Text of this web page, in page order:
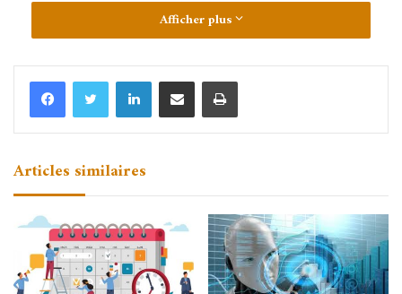
Afficher plus
Linkedin Partager par email Imprimer
Articles similaires